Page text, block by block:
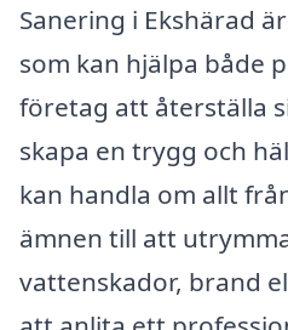
Sanering i Ekshärad
som kan hjälpa både
företag att återställa
skapa en trygg och
kan handla om allt
ämnen till att
vattenskador, brand